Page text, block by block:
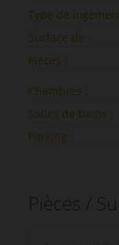
Type de
Surface de :
Pièces :
Chambres :
Salles de bains :
Parking :
Pièces /